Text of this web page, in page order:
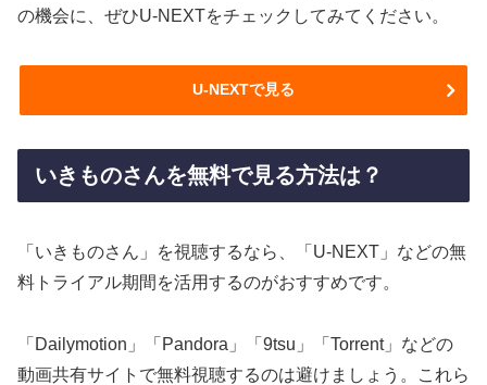
の機会に、ぜひU-NEXTをチェックしてみてください。
U-NEXTで見る
いきものさんを無料で見る方法は？
「いきものさん」を視聴するなら、「U-NEXT」などの無
料トライアル期間を活用するのがおすすめです。
「Dailymotion」「Pandora」「9tsu」「Torrent」などの
動画共有サイトで無料視聴するのは避けましょう。これら